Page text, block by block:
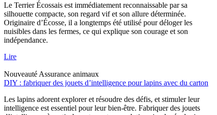
Le Terrier Écossais est immédiatement reconnaissable par sa
silhouette compacte, son regard vif et son allure déterminée.
Originaire d’Écosse, il a longtemps été utilisé pour déloger les
nuisibles dans les fermes, ce qui explique son courage et son
indépendance.
Lire
Nouveauté Assurance animaux
DIY : fabriquer des jouets d’intelligence pour lapins avec du carton
Les lapins adorent explorer et résoudre des défis, et stimuler leur
intelligence est essentiel pour leur bien-être. Fabriquer des jouets